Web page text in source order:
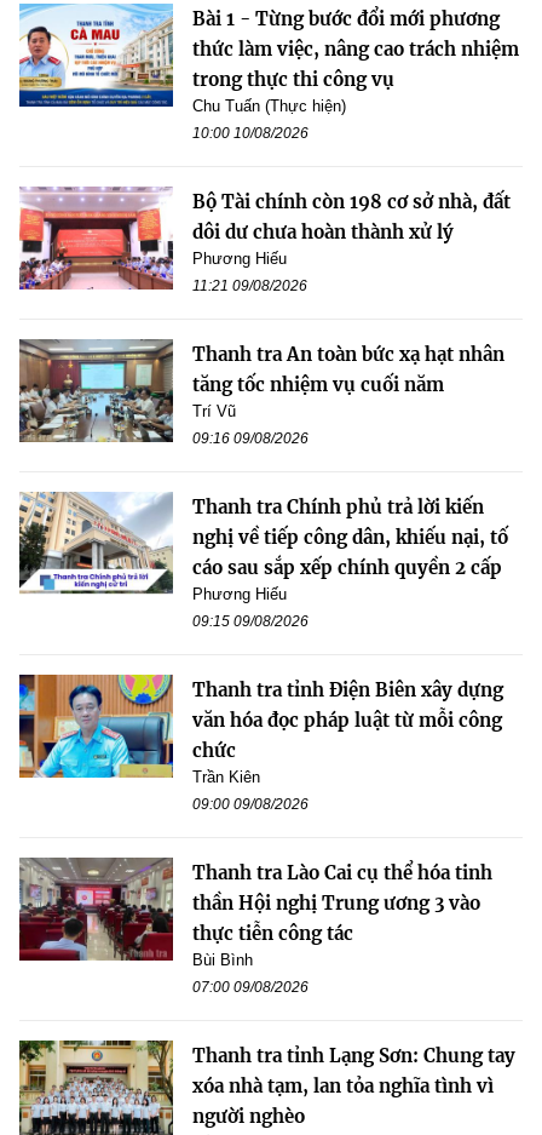
Bài 1 - Từng bước đổi mới phương
thức làm việc, nâng cao trách nhiệm
trong thực thi công vụ
Chu Tuấn (Thực hiện)
10:00 10/08/2026
Bộ Tài chính còn 198 cơ sở nhà, đất
dôi dư chưa hoàn thành xử lý
Phương Hiếu
11:21 09/08/2026
Thanh tra An toàn bức xạ hạt nhân
tăng tốc nhiệm vụ cuối năm
Trí Vũ
09:16 09/08/2026
Thanh tra Chính phủ trả lời kiến
nghị về tiếp công dân, khiếu nại, tố
cáo sau sắp xếp chính quyền 2 cấp
Phương Hiếu
09:15 09/08/2026
Thanh tra tỉnh Điện Biên xây dựng
văn hóa đọc pháp luật từ mỗi công
chức
Trần Kiên
09:00 09/08/2026
Thanh tra Lào Cai cụ thể hóa tinh
thần Hội nghị Trung ương 3 vào
thực tiễn công tác
Bùi Bình
07:00 09/08/2026
Thanh tra tỉnh Lạng Sơn: Chung tay
xóa nhà tạm, lan tỏa nghĩa tình vì
người nghèo